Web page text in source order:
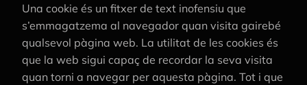
Una cookie és un fitxer de text inofensiu que
s’emmagatzema al navegador quan visita gairebé
qualsevol pàgina web. La utilitat de les cookies és
que la web sigui capaç de recordar la seva visita
quan torni a navegar per aquesta pàgina. Tot i que